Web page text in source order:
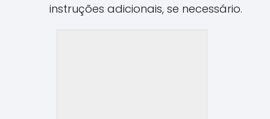
instruções adicionais, se necessário.